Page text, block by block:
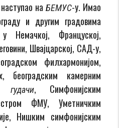
на БЕМУС-у. Имао
и другим градовима
Немачкој, Француској,
Швајцарској, САД-у,
филхармонијом,
београдским камерним
гудачи, Симфонијским
ФМУ, Уметничким
Нишким симфонијским